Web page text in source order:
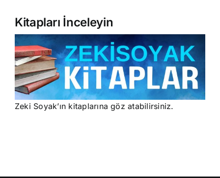
Kitapları İnceleyin
Zeki Soyak’ın kitaplarına göz atabilirsiniz.